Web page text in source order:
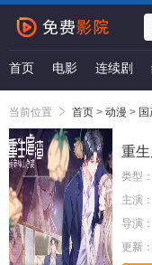
首页 电影 连续剧
当前位置 首页 > 动漫 >
重
类型：
主演：
导演：
更新：